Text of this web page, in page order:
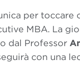
per toccare
MBA. La
dal Professor
con una